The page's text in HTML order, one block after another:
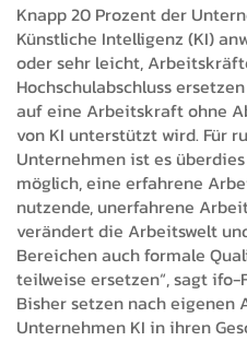
Knapp 20 Prozent der
Künstliche Intelligenz (KI)
oder sehr leicht,
Hochschulabschluss
auf eine Arbeitskraft ohne
von KI unterstützt wird. Für
Unternehmen ist es
möglich, eine erfahrene
nutzende, unerfahrene
verändert die Arbeitswelt
Bereichen auch formale
teilweise ersetzen“, sagt
Bisher setzen nach eigenen
Unternehmen KI in ihren